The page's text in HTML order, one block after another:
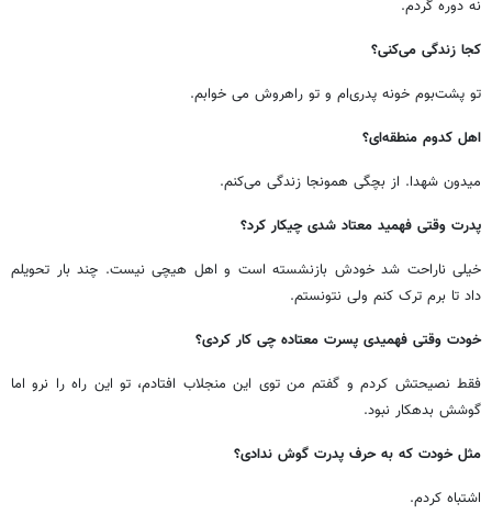
نه دوره گردم.
کجا زندگی می‌کنی؟
تو پشت‌بوم خونه پدری‌ام و تو راهروش می خوابم.
اهل کدوم منطقه‌ای؟
میدون شهدا. از بچگی همونجا زندگی می‌کنم.
پدرت وقتی فهمید معتاد شدی چیکار کرد؟
خیلی ناراحت شد خودش بازنشسته است و اهل هیچی نیست. چند بار تحویلم
داد تا برم ترک کنم ولی نتونستم.
خودت وقتی فهمیدی پسرت معتاده چی کار کردی؟
فقط نصیحتش کردم و گفتم من توی این منجلاب افتادم، تو این راه را نرو اما
گوشش بدهکار نبود.
مثل خودت که به حرف پدرت گوش ندادی؟
اشتباه کردم.